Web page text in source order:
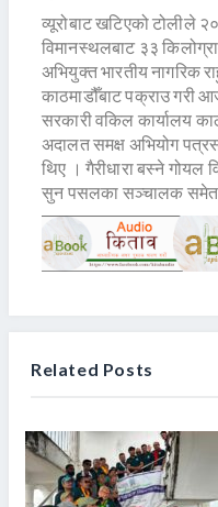
व्यूरोबाट खटिएको टोलीले
विमानस्थलबाट ३३
अभियुक्त भारतीय नागरिक
काठमाडौँबाट पक्राउ गरी
सरकारी वकिल कार्यालय
अदालत समक्ष अभियोग
थिए । गैरीधारा बस्ने गोयल
सुन पसलका सञ्चालक समेत
Related Posts